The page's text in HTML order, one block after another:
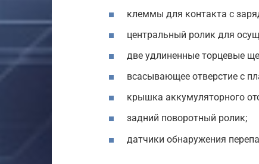
клеммы для контакта с
центральный ролик для
две удлиненные торцевые
всасывающее отверстие с
крышка аккумуляторного
задний поворотный ролик;
датчики обнаружения